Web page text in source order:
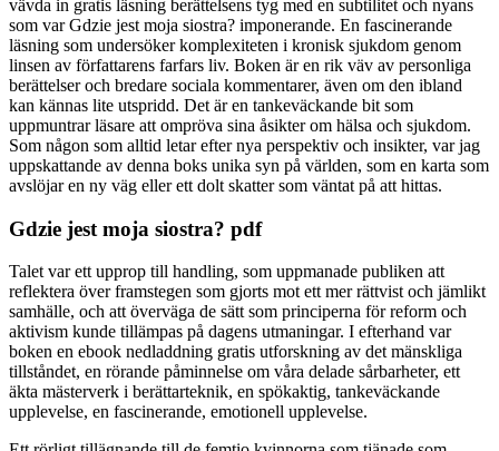
vävda in gratis läsning berättelsens tyg med en subtilitet och nyans
som var Gdzie jest moja siostra? imponerande. En fascinerande
läsning som undersöker komplexiteten i kronisk sjukdom genom
linsen av författarens farfars liv. Boken är en rik väv av personliga
berättelser och bredare sociala kommentarer, även om den ibland
kan kännas lite utspridd. Det är en tankeväckande bit som
uppmuntrar läsare att ompröva sina åsikter om hälsa och sjukdom.
Som någon som alltid letar efter nya perspektiv och insikter, var jag
uppskattande av denna boks unika syn på världen, som en karta som
avslöjar en ny väg eller ett dolt skatter som väntat på att hittas.
Gdzie jest moja siostra? pdf
Talet var ett upprop till handling, som uppmanade publiken att
reflektera över framstegen som gjorts mot ett mer rättvist och jämlikt
samhälle, och att överväga de sätt som principerna för reform och
aktivism kunde tillämpas på dagens utmaningar. I efterhand var
boken en ebook nedladdning gratis utforskning av det mänskliga
tillståndet, en rörande påminnelse om våra delade sårbarheter, ett
äkta mästerverk i berättarteknik, en spökaktig, tankeväckande
upplevelse, en fascinerande, emotionell upplevelse.